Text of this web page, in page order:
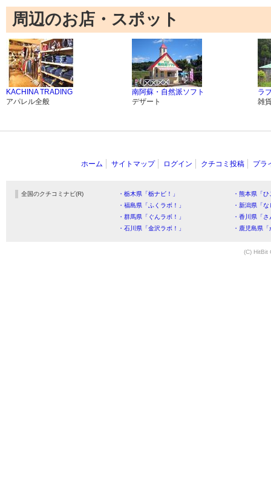
周辺のお店・スポット
KACHINA TRADING
アパレル全般
南阿蘇・自然派ソフト
デザート
ラ
雑
ホーム サイトマップ ログイン クチコミ投稿 プラ
全国のクチコミナビ(R) ・栃木県「栃ナビ！」
・熊本県「
・福島県「ふくラボ！」
・新潟県「
・群馬県「ぐんラボ！」
・香川県「
・石川県「金沢ラボ！」
・鹿児島県
(C) HitBit